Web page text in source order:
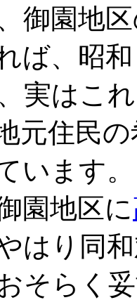
御園地
ば、昭
実はこ
元住民
います
園地区に
はり同
そらく